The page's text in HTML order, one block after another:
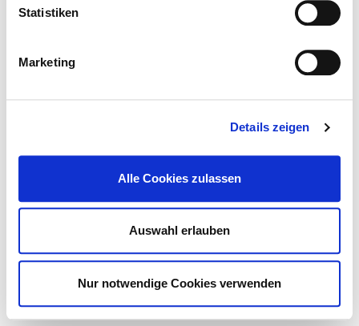
Statistiken
Marketing
Details zeigen
Alle Cookies zulassen
Auswahl erlauben
Nur notwendige Cookies verwenden
Impressum
DKTIG